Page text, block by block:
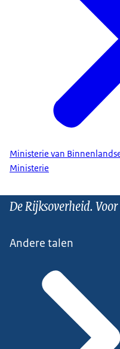
Ministerie van
Ministerie
De Rijksoverheid.
Andere talen